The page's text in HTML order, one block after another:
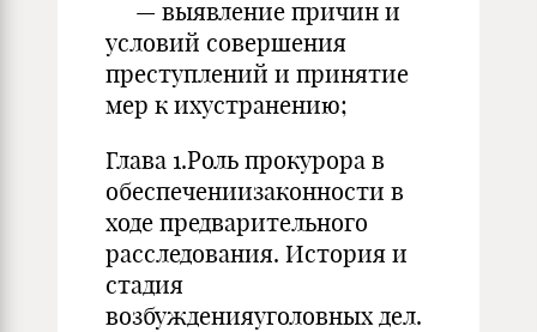
— выявление причин и
условий совершения
преступлений и принятие
мер к ихустранению;
Глава 1.Роль прокурора в
обеспечениизаконности в
ходе предварительного
расследования. История и
стадия
возбужденияуголовных дел.